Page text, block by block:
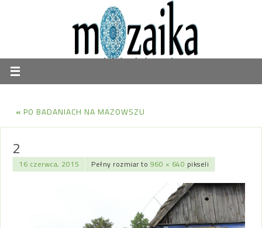
« PO BADANIACH NA MAZOWSZU
2
16 czerwca, 2015 Pełny rozmiar to 960 × 640 pikseli